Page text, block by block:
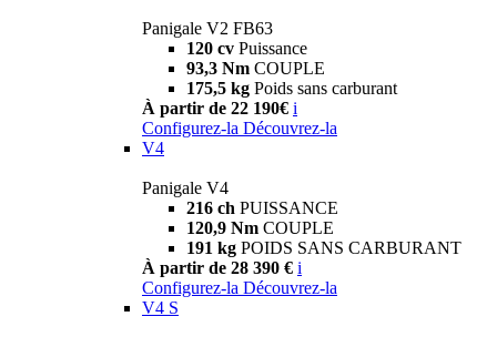
Panigale V2 FB63
120 cv Puissance
93,3 Nm COUPLE
175,5 kg Poids sans carburant
À partir de 22 190€ i
Configurez-la Découvrez-la
V4
Panigale V4
216 ch PUISSANCE
120,9 Nm COUPLE
191 kg POIDS SANS CARBURANT
À partir de 28 390 € i
Configurez-la Découvrez-la
V4 S